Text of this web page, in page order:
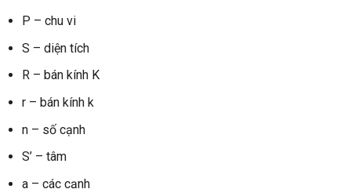
P – chu vi
S – diện tích
R – bán kính K
r – bán kính k
n – số cạnh
S’ – tâm
a – các cạnh